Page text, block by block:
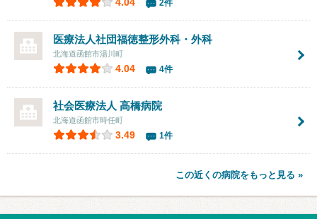
2件
医療法人社団福徳整形外科・外科
北海道函館市湯川町
4.04 4件
社会医療法人 高橋病院
北海道函館市時任町
3.49 1件
この近くの病院をもっと見る »